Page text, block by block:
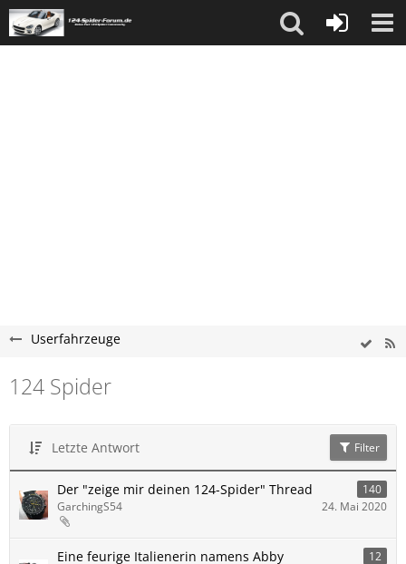
Userfahrzeuge
124 Spider
Letzte Antwort Filter
Der "zeige mir deinen 124-Spider" Thread
140
GarchingS54
24. Mai 2020
Eine feurige Italienerin namens Abby 12